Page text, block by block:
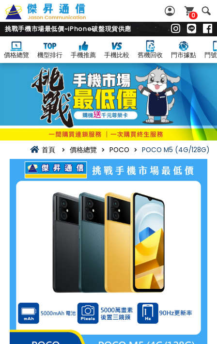
0
挑戰手機市場最低價~iPhone破盤現貨供應
價格總覽 機型排行 手機推薦 手機比較 舊機回收 門市據點 門
首頁 價格總覽 POCO POCO M5 (4G/128G)